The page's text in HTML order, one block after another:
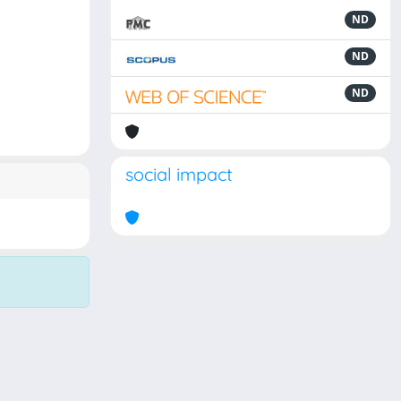
ND
ND
ND
social impact